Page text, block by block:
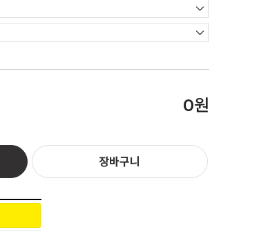
0원
장바구니